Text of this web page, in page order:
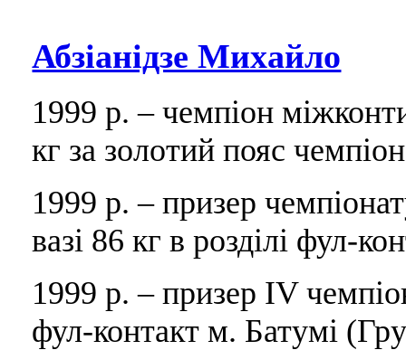
Абзіанідзе Михайло
1999 р. – чемпіон
кг за золотий пояс
1999 р. – призер
вазі 86 кг в розділі фул-
1999 р. – призер IV
фул-контакт м. Батумі